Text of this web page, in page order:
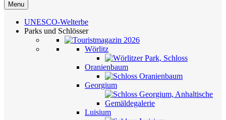
Menu
UNESCO-Welterbe
Parks und Schlösser
Wörlitz
Oranienbaum
Georgium
Luisium